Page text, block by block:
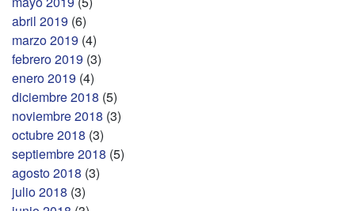
abril 2019 (6)
marzo 2019 (4)
febrero 2019 (3)
enero 2019 (4)
diciembre 2018 (5)
noviembre 2018 (3)
octubre 2018 (3)
septiembre 2018 (5)
agosto 2018 (3)
julio 2018 (3)